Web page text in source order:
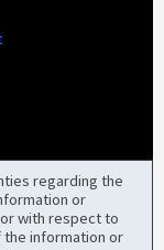
regarding the
or
with respect to
the information or